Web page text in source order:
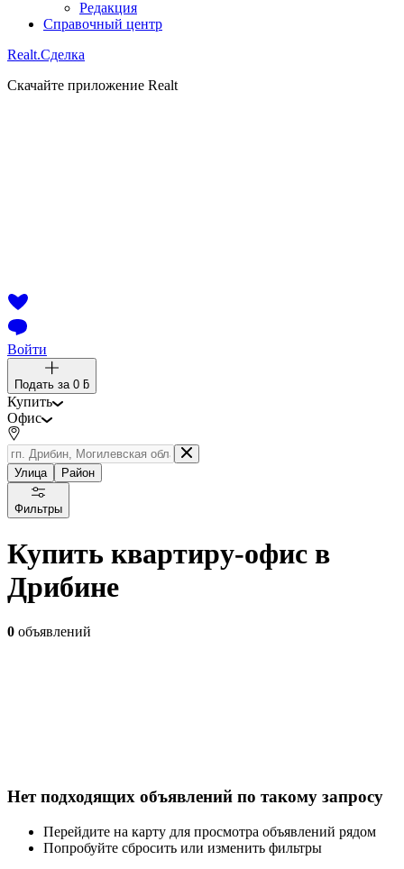
Редакция
Справочный центр
Realt.Сделка
Скачайте приложение Realt
Войти
Подать за 0 ƃ
Купить
Офис
Улица Район
Фильтры
Купить квартиру-офис в
Дрибине
0 объявлений
Нет подходящих объявлений по такому запросу
Перейдите на карту для просмотра объявлений рядом
Попробуйте сбросить или изменить фильтры